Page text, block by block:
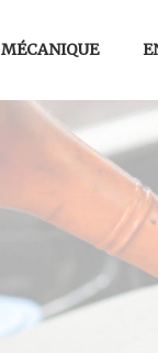
MÉCANIQUE